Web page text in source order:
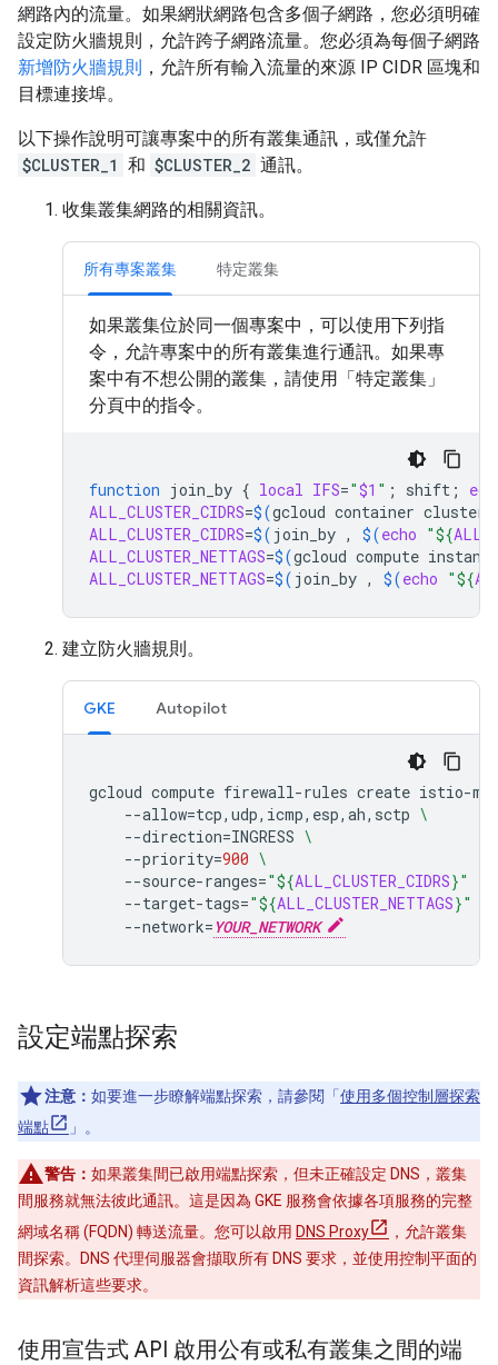
網路內的流量。如果網狀網路包含多個子網路，您必須明確
設定防火牆規則，允許跨子網路流量。您必須為每個子網路
新增防火牆規則 ，允許所有輸入流量的來源 IP CIDR 區塊和
目標連接埠。
以下操作說明可讓專案中的所有叢集通訊，或僅允許
$CLUSTER_1 和 $CLUSTER_2 通訊。
收集叢集網路的相關資訊。
所有專案叢集 特定叢集
如果叢集位於同一個專案中，可以使用下列指
令，允許專案中的所有叢集進行通訊。如果專
案中有不想公開的叢集，請使用「特定叢集」
分頁中的指令。
function join_by { local IFS="$1 " ; shift ;
ALL_CLUSTER_CIDRS=$(gcloud container clusters
ALL_CLUSTER_CIDRS=$( join_by , $(echo "${
ALL_CLUSTER_NETTAGS=$(gcloud compute
ALL_CLUSTER_NETTAGS=$( join_by , $(echo "${
建立防火牆規則。
GKE Autopilot
gcloud compute firewall-rules create istio-
--allow=tcp,udp,icmp,esp,ah,sctp \
--direction=INGRESS \
--priority=900 \
--source-ranges="${ALL_CLUSTER_CIDRS}"
--target-tags="${ALL_CLUSTER_NETTAGS}"
--network= YOUR_NETWORK
設定端點探索
注意： 如要進一步瞭解端點探索，請參閱「 使用多個控制層探索
端點
」。
警告： 如果叢集間已啟用端點探索，但未正確設定 DNS，叢集
間服務就無法彼此通訊。這是因為 GKE 服務會依據各項服務的完整
網域名稱 (FQDN) 轉送流量。您可以啟用 DNS Proxy
，允許叢集
間探索。DNS 代理伺服器會擷取所有 DNS 要求，並使用控制平面的
資訊解析這些要求。
使用宣告式 API 啟用公有或私有叢集之間的端